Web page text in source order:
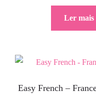
Ler mais
Easy French –